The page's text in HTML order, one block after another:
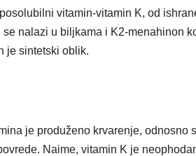
vitamin-vitamin K, od
nalazi u biljkama i K2-menahinon
je sintetski oblik.
je produženo krvarenje,
Naime, vitamin K je